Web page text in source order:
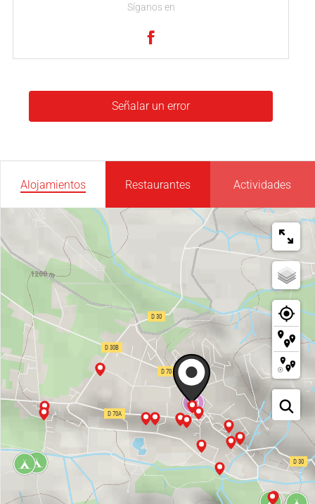
Síganos en
Señalar un error
Alojamientos Restaurantes Actividades